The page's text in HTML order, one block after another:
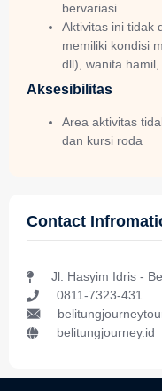
bervariasi
Aktivitas ini tidak
memiliki kondisi
dll), wanita
Aksesibilitas
Area aktivitas
dan kursi roda
Contact
Jl. Hasyim Idris -
0811-7323-431
belitungjourney.id